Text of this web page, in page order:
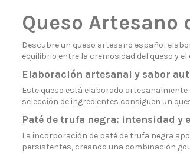
Queso Artesano
Descubre un queso artesano español
equilibrio entre la cremosidad del queso y
Elaboración artesanal y sabor
Este queso está elaborado
selección de ingredientes consiguen un
Paté de trufa negra: intensidad y
La incorporación de paté de trufa negra
persistentes, creando una combinación